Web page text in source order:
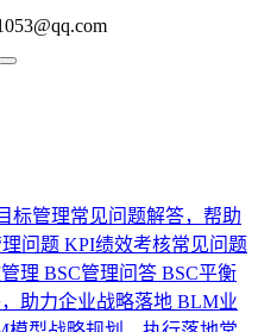
标管理常见问题解答，帮助
问题 KPI绩效考核常见问题
理 BSC管理问答 BSC平衡
助力企业战略落地 BLM业